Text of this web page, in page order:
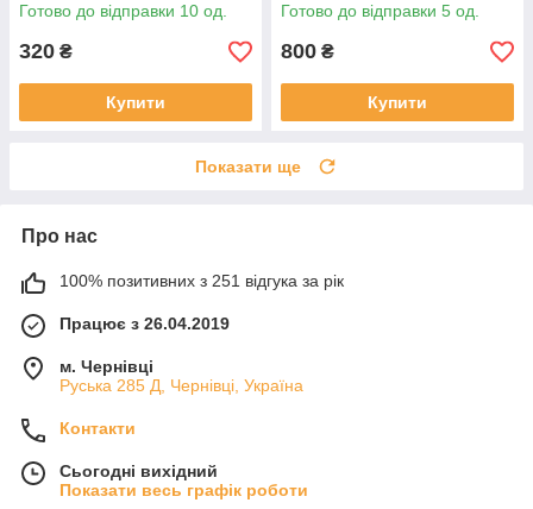
Готово до відправки 10 од.
320 ₴
Купити
Готово до відправки 5 од.
800 ₴
Купити
Показати ще
Про нас
100% позитивних з 251 відгука за рік
Працює з 26.04.2019
м. Чернівці
Руська 285 Д, Чернівці, Україна
Контакти
Сьогодні вихідний
Показати весь графік роботи